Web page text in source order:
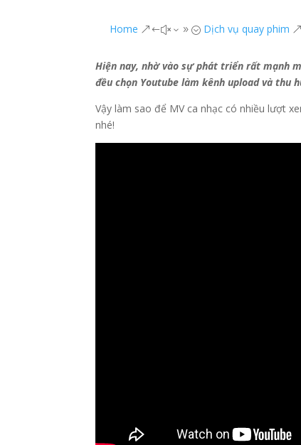
Home &#x39; Dịch vụ quay phim
Hiện nay, nhờ vào sự phát triển rất mạnh
đều chọn Youtube làm kênh upload và thu
Vậy làm sao để MV ca nhạc có nhiều lượt
nhé!